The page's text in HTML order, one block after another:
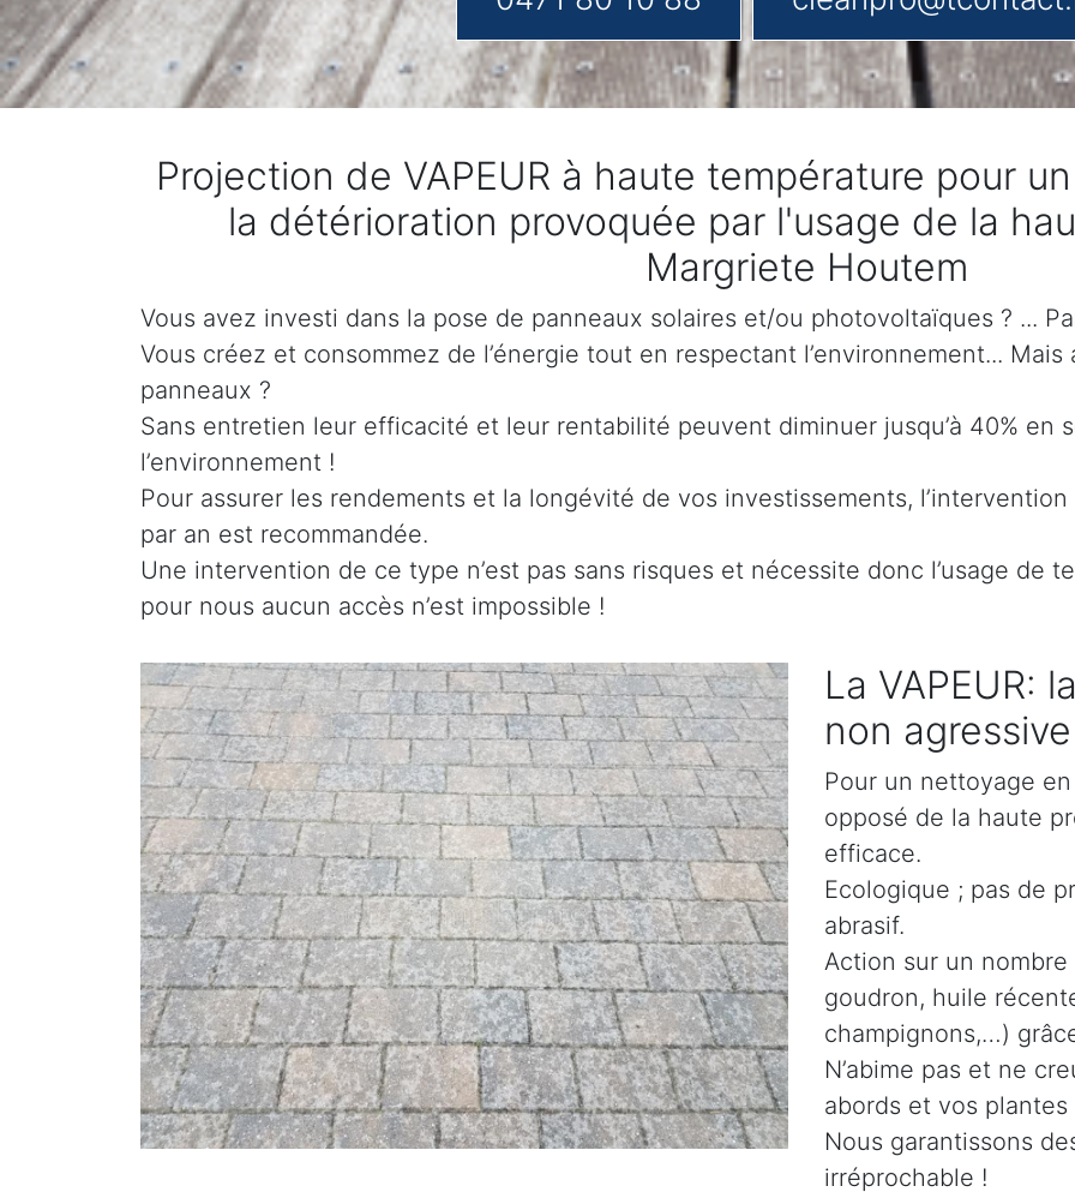
Projection de VAPEUR à haute température pour
la détérioration provoquée par l'usage de la
Margriete Houtem
Vous avez investi dans la pose de panneaux solaires et/ou photovoltaïques ? ...
Vous créez et consommez de l’énergie tout en respectant l’environnement...
panneaux ?
Sans entretien leur efficacité et leur rentabilité peuvent diminuer jusqu’à 40% en
l’environnement !
Pour assurer les rendements et la longévité de vos investissements,
par an est recommandée.
Une intervention de ce type n’est pas sans risques et nécessite donc l’usage de
pour nous aucun accès n’est impossible !
La VAPEUR:
non agressive
Pour un nettoyage
opposé de la haute
efficace.
Ecologique ; pas de
abrasif.
Action sur un
goudron, huile
champignons,…)
N’abime pas et ne
abords et vos
Nous garantissons
irréprochable !